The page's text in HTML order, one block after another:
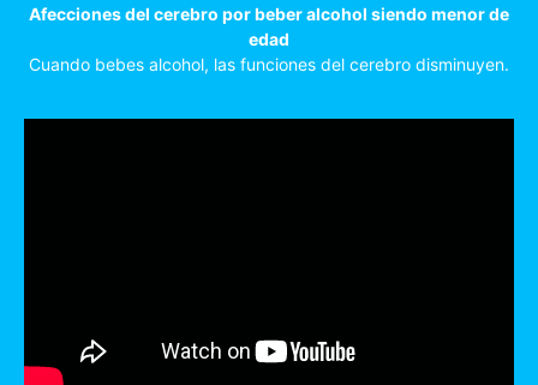
Afecciones del cerebro por beber alcohol siendo menor de
edad
Cuando bebes alcohol, las funciones del cerebro disminuyen.